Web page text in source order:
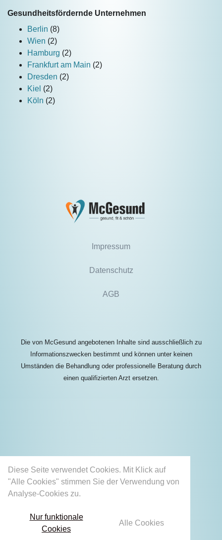
Diese Seite verwendet Cookies. Mit Klick auf
"Alle Cookies" stimmen Sie der Verwendung von
Analyse-Cookies zu.
Nur funktionale
Cookies
Alle Cookies
Gesundheitsfördernde Unternehmen
Berlin (8)
Wien (2)
Hamburg (2)
Frankfurt am Main (2)
Dresden (2)
Kiel (2)
Köln (2)
Impressum
Datenschutz
AGB
Die von McGesund angebotenen Inhalte sind ausschließlich zu
Informationszwecken bestimmt und können unter keinen
Umständen die Behandlung oder professionelle Beratung durch
einen qualifizierten Arzt ersetzen.